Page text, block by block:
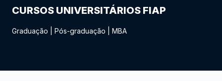
CURSOS UNIVERSITÁRIOS FIAP
Graduação Pós-graduação MBA